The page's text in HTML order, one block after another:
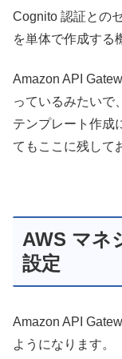
Cognito 認証との
を単体で作成する
Amazon API
っているみたいで
テンプレート作成
てもここに残して
AWS マネ
設定
Amazon API
ようになります。